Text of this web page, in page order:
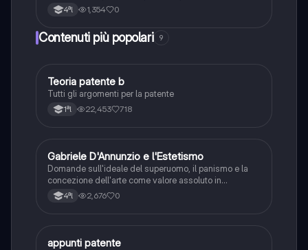
4ªl 1,354 0
Contenuti più popolari 9
Altro
Teoria patente b
Tutti gli argomenti per la patente
1ªl 22,453 718
GItaliano
Gabriele D'Annunzio e l'Estetismo
Domande sull'ideale del superuomo, il panismo e la
concezione dell'arte come valore assoluto in
D'Annunzio.
4ªl 2,676 0
Altro
appunti patente